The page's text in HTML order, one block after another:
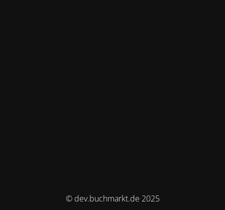
© dev.buchmarkt.de 2025